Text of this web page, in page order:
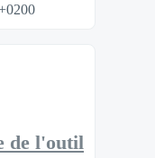
de l'outil